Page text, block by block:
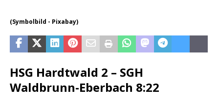
(Symbolbild - Pixabay)
HSG Hardtwald 2 – SGH
Waldbrunn-Eberbach 8:22